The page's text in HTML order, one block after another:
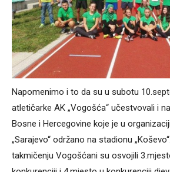
Napomenimo i to da su u subotu
atletičarke AK „Vogošća“ učestvovali i
Bosne i Hercegovine koje je u
„Sarajevo“ održano na stadionu
takmičenju Vogošćani su osvojili